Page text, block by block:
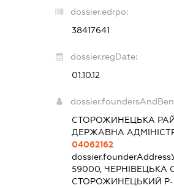
dossier.edrpo:
38417641
dossier.regDate:
01.10.12
СТОРОЖИНЕЦЬКА
ДЕРЖАВНА
04062162
dossier.founderAddress
59000, ЧЕРНІВЕЦЬКА
СТОРОЖИНЕЦЬКИЙ Р-